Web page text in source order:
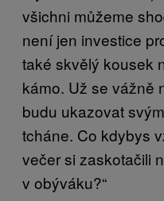
všichni můžeme
není jen investice
také skvělý kousek
kámo. Už se vážně
budu ukazovat
tcháne. Co kdybys
večer si zaskotačili
v obýváku?“